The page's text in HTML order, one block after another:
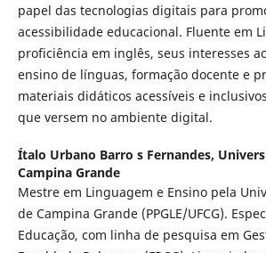
papel das tecnologias digitais para
acessibilidade educacional. Fluente em
proficiência em inglês, seus interesses
ensino de línguas, formação docente e
materiais didáticos acessíveis e
que versem no ambiente digital.
Ítalo Urbano Barro s Fernandes,
Campina Grande
Mestre em Linguagem e Ensino pela
de Campina Grande (PPGLE/UFCG).
Educação, com linha de pesquisa em